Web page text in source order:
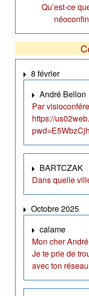
Qu’est-ce
8 février
André Bellon
Par
https://
BARTCZAK
Dans quelle
Octobre 2025
calame
Mon cher André
Je te prie de
avec ton